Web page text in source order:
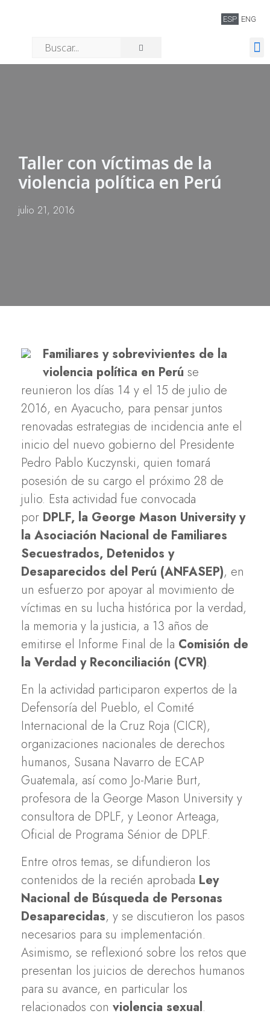
ESP ENG
Taller con víctimas de la
violencia política en Perú
julio 21, 2016
Familiares y sobrevivientes de la
violencia política en Perú se
reunieron los días 14 y el 15 de julio de
2016, en Ayacucho, para pensar juntos
renovadas estrategias de incidencia ante el
inicio del nuevo gobierno del Presidente
Pedro Pablo Kuczynski, quien tomará
posesión de su cargo el próximo 28 de
julio. Esta actividad fue convocada
por DPLF, la George Mason University y
la Asociación Nacional de Familiares
Secuestrados, Detenidos y
Desaparecidos del Perú (ANFASEP), en
un esfuerzo por apoyar al movimiento de
víctimas en su lucha histórica por la verdad,
la memoria y la justicia, a 13 años de
emitirse el Informe Final de la Comisión de
la Verdad y Reconciliación (CVR).
En la actividad participaron expertos de la
Defensoría del Pueblo, el Comité
Internacional de la Cruz Roja (CICR),
organizaciones nacionales de derechos
humanos, Susana Navarro de ECAP
Guatemala, así como Jo-Marie Burt,
profesora de la George Mason University y
consultora de DPLF, y Leonor Arteaga,
Oficial de Programa Sénior de DPLF.
Entre otros temas, se difundieron los
contenidos de la recién aprobada Ley
Nacional de Búsqueda de Personas
Desaparecidas, y se discutieron los pasos
necesarios para su implementación.
Asimismo, se reflexionó sobre los retos que
presentan los juicios de derechos humanos
para su avance, en particular los
relacionados con violencia sexual.